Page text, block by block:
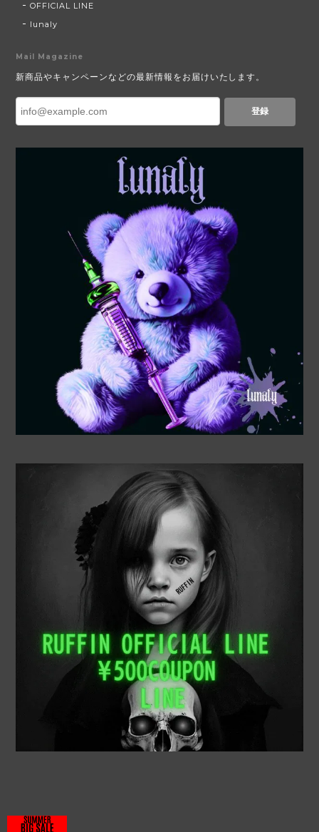
OFFICIAL LINE
lunaly
Mail Magazine
新商品やキャンペーンなどの最新情報をお届けいたします。
登録